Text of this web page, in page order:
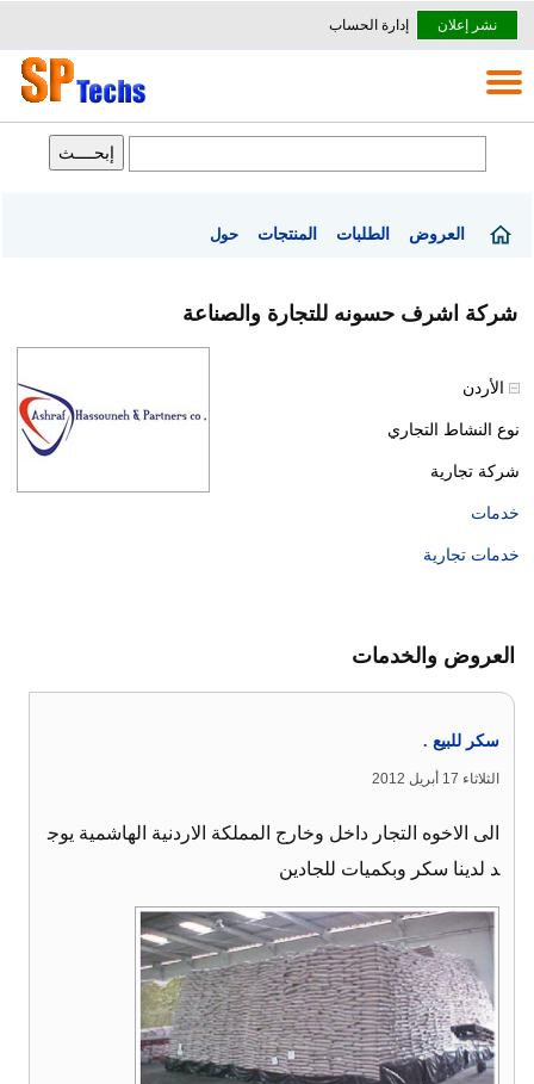
نشر إعلان إدارة الحساب
العروض الطلبات المنتجات حول
شركة اشرف حسونه للتجارة والصناعة
الأردن
نوع النشاط التجاري
شركة تجارية
خدمات
خدمات تجارية
العروض والخدمات
سكر للبيع .
الثلاثاء 17 أبريل 2012
الى الاخوه التجار داخل وخارج المملكة الاردنية الهاشمية يوج
د لدينا سكر وبكميات للجادين